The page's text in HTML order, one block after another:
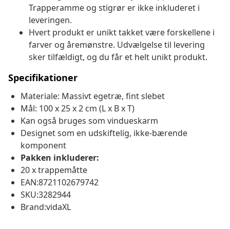
Trapperamme og stigrør er ikke inkluderet i
leveringen.
Hvert produkt er unikt takket være forskellene i
farver og åremønstre. Udvælgelse til levering
sker tilfældigt, og du får et helt unikt produkt.
Specifikationer
Materiale: Massivt egetræ, fint slebet
Mål: 100 x 25 x 2 cm (L x B x T)
Kan også bruges som vindueskarm
Designet som en udskiftelig, ikke-bærende
komponent
Pakken inkluderer:
20 x trappemåtte
EAN:8721102679742
SKU:3282944
Brand:vidaXL